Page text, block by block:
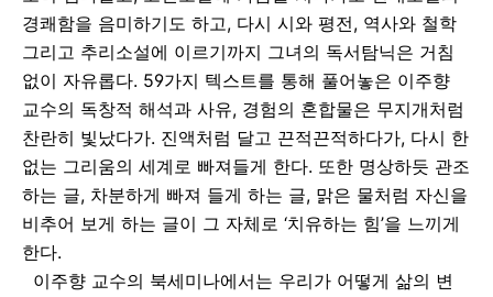
경쾌함을 음미하기도 하고, 다시 시와 평전, 역사와 철학
그리고 추리소설에 이르기까지 그녀의 독서탐닉은 거침
없이 자유롭다. 59가지 텍스트를 통해 풀어놓은 이주향
교수의 독창적 해석과 사유, 경험의 혼합물은 무지개처럼
찬란히 빛났다가. 진액처럼 달고 끈적끈적하다가, 다시 한
없는 그리움의 세계로 빠져들게 한다. 또한 명상하듯 관조
하는 글, 차분하게 빠져 들게 하는 글, 맑은 물처럼 자신을
비추어 보게 하는 글이 그 자체로 ‘치유하는 힘’을 느끼게
한다.
이주향 교수의 북세미나에서는 우리가 어떻게 삶의 변